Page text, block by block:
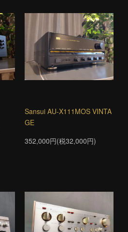
Sansui AU-X111MOS VINTA
GE
352,000円(税32,000円)